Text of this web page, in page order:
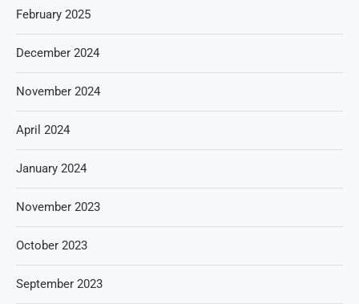
February 2025
December 2024
November 2024
April 2024
January 2024
November 2023
October 2023
September 2023